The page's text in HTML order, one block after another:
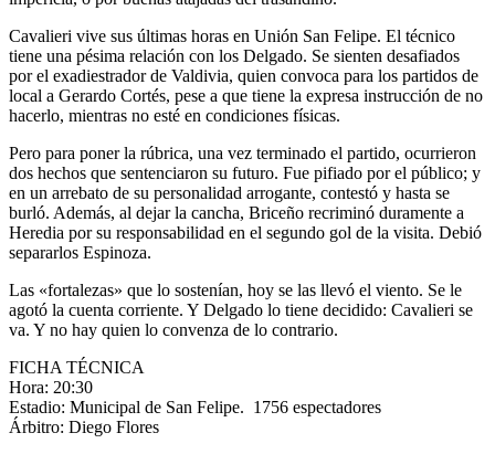
Cavalieri vive sus últimas horas en Unión San Felipe. El técnico
tiene una pésima relación con los Delgado. Se sienten desafiados
por el exadiestrador de Valdivia, quien convoca para los partidos de
local a Gerardo Cortés, pese a que tiene la expresa instrucción de no
hacerlo, mientras no esté en condiciones físicas.
Pero para poner la rúbrica, una vez terminado el partido, ocurrieron
dos hechos que sentenciaron su futuro. Fue pifiado por el público; y
en un arrebato de su personalidad arrogante, contestó y hasta se
burló. Además, al dejar la cancha, Briceño recriminó duramente a
Heredia por su responsabilidad en el segundo gol de la visita. Debió
separarlos Espinoza.
Las «fortalezas» que lo sostenían, hoy se las llevó el viento. Se le
agotó la cuenta corriente. Y Delgado lo tiene decidido: Cavalieri se
va. Y no hay quien lo convenza de lo contrario.
FICHA TÉCNICA
Hora: 20:30
Estadio: Municipal de San Felipe. 1756 espectadores
Árbitro: Diego Flores